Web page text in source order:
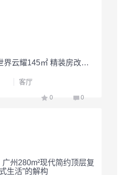
《适从，无拘》广州·新世界云耀145㎡ 精装房改造 现代简约风格
客厅
0 0